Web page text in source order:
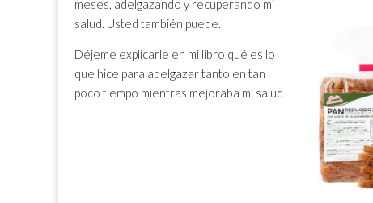
meses, adelgazando y recuperando mi
salud. Usted también puede.
Déjeme explicarle en mi libro qué es lo
que hice para adelgazar tanto en tan
poco tiempo mientras mejoraba mi salud